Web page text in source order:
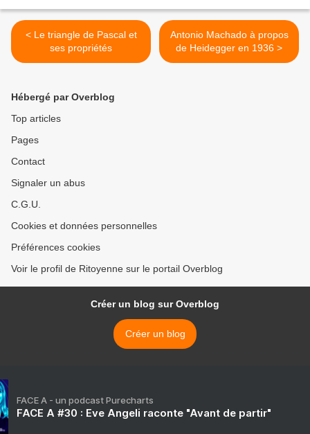
< Le triangle de Pascal et
ses propriétés
Antonio Machado à propos
de Heidegger en 1936 >
Hébergé par Overblog
Top articles
Pages
Contact
Signaler un abus
C.G.U.
Cookies et données personnelles
Préférences cookies
Voir le profil de Ritoyenne sur le portail Overblog
Créer un blog sur Overblog
Créer un blog
FACE A - un podcast Purecharts
FACE A #30 : Eve Angeli raconte "Avant de partir"